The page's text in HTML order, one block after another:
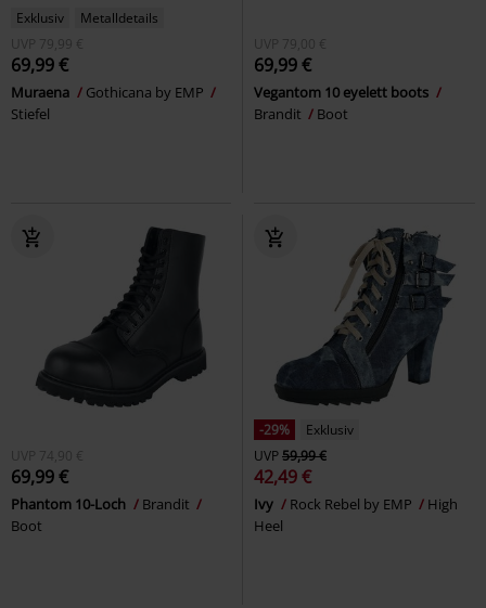
Exklusiv
Metalldetails
UVP
79,99 €
69,99 €
Muraena
Gothicana by EMP
Stiefel
UVP 79,00 €
69,99 €
Vegantom 10 eyelett boots
Brandit
Boot
UVP 74,90 €
69,99 €
Phantom 10-Loch
Brandit
Boot
-29%
Exklusiv
UVP59,99 €
42,49 €
Ivy Rock Rebel by EMP
High
Heel